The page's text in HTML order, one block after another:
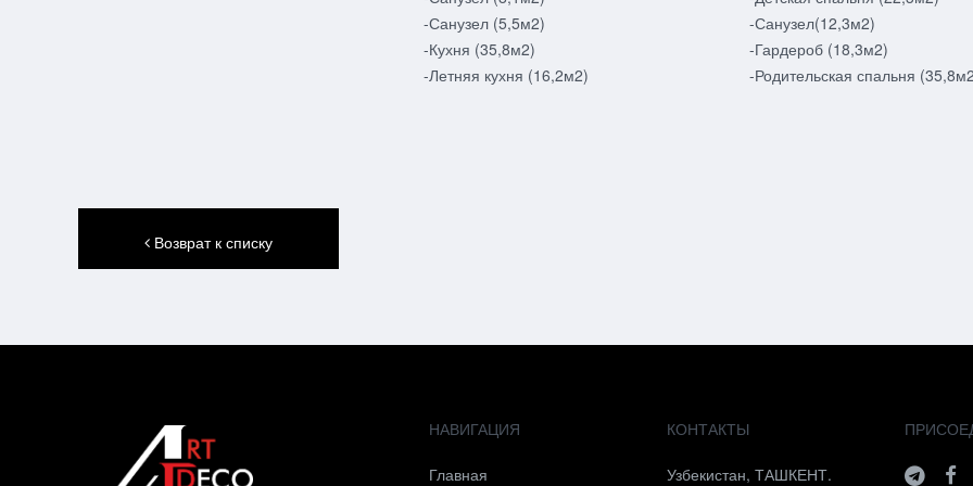
-Санузел (5,5м2)
-Кухня (35,8м2)
-Летняя кухня (16,2м2)
-Санузел(12,3м2)
-Гардероб (18,3м2)
-Родительская спальня
Возврат к списку
НАВИГАЦИЯ
Главная
КОНТАКТЫ
Узбекистан, ТАШКЕНТ.